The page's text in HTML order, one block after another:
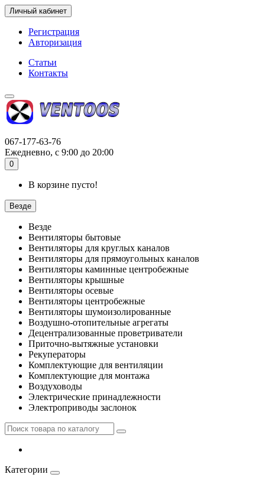
Личный кабинет
Регистрация
Авторизация
Статьи
Контакты
067-177-63-76
Ежедневно, с 9:00 до 20:00
0
В корзине пусто!
Везде
Везде
Вентиляторы бытовые
Вентиляторы для круглых каналов
Вентиляторы для прямоугольных каналов
Вентиляторы каминные центробежные
Вентиляторы крышные
Вентиляторы осевые
Вентиляторы центробежные
Вентиляторы шумоизолированные
Воздушно-отопительные агрегаты
Децентрализованные проветриватели
Приточно-вытяжные установки
Рекуператоры
Комплектующие для вентиляции
Комплектующие для монтажа
Воздуховоды
Электрические принадлежности
Электроприводы заслонок
Категории